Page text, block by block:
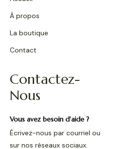
À propos
La boutique
Contact
Contactez-
Nous
Vous avez besoin d'aide ?
Écrivez-nous par courriel ou
sur nos réseaux sociaux.